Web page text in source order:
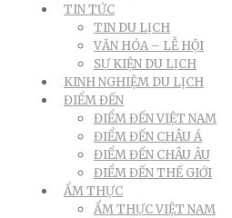
TIN TỨC
TIN DU LỊCH
VĂN HÓA – LỄ HỘI
SỰ KIỆN DU LỊCH
KINH NGHIỆM DU LỊCH
ĐIỂM ĐẾN
ĐIỂM ĐẾN VIỆT NAM
ĐIỂM ĐẾN CHÂU Á
ĐIỂM ĐẾN CHÂU ÂU
ĐIỂM ĐẾN THẾ GIỚI
ẨM THỰC
ẨM THỰC VIỆT NAM